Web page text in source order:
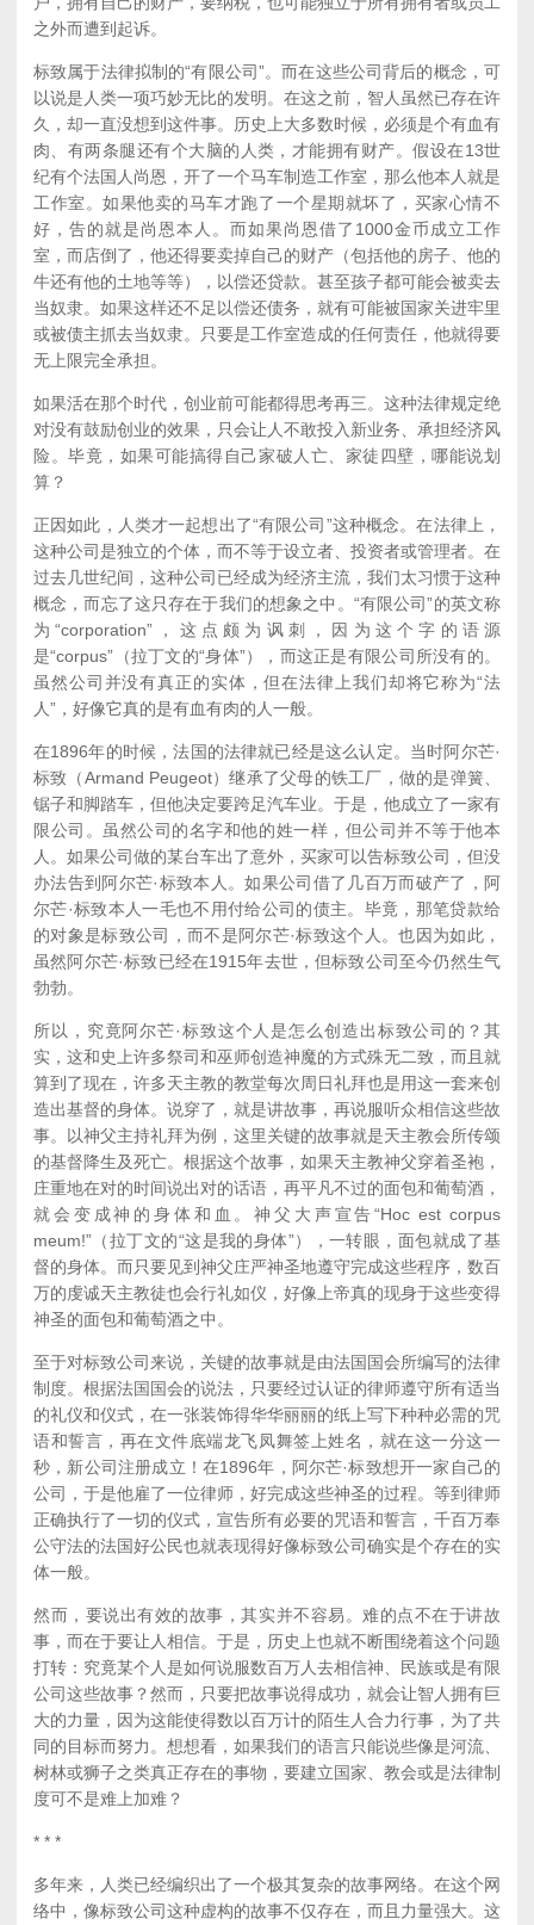
之外而遭到起诉。
标致属于法律拟制的“有限公司”。而在这些公司背后的概念，可
以说是人类一项巧妙无比的发明。在这之前，智人虽然已存在许
久，却一直没想到这件事。历史上大多数时候，必须是个有血有
肉、有两条腿还有个大脑的人类，才能拥有财产。假设在13世
纪有个法国人尚恩，开了一个马车制造工作室，那么他本人就是
工作室。如果他卖的马车才跑了一个星期就坏了，买家心情不
好，告的就是尚恩本人。而如果尚恩借了1000金币成立工作
室，而店倒了，他还得要卖掉自己的财产（包括他的房子、他的
牛还有他的土地等等），以偿还贷款。甚至孩子都可能会被卖去
当奴隶。如果这样还不足以偿还债务，就有可能被国家关进牢里
或被债主抓去当奴隶。只要是工作室造成的任何责任，他就得要
无上限完全承担。
如果活在那个时代，创业前可能都得思考再三。这种法律规定绝
对没有鼓励创业的效果，只会让人不敢投入新业务、承担经济风
险。毕竟，如果可能搞得自己家破人亡、家徒四壁，哪能说划
算？
正因如此，人类才一起想出了“有限公司”这种概念。在法律上，
这种公司是独立的个体，而不等于设立者、投资者或管理者。在
过去几世纪间，这种公司已经成为经济主流，我们太习惯于这种
概念，而忘了这只存在于我们的想象之中。“有限公司”的英文称
为“corporation”，这点颇为讽刺，因为这个字的语源
是“corpus”（拉丁文的“身体”），而这正是有限公司所没有的。
虽然公司并没有真正的实体，但在法律上我们却将它称为“法
人”，好像它真的是有血有肉的人一般。
在1896年的时候，法国的法律就已经是这么认定。当时阿尔芒·
标致（Armand Peugeot）继承了父母的铁工厂，做的是弹簧、
锯子和脚踏车，但他决定要跨足汽车业。于是，他成立了一家有
限公司。虽然公司的名字和他的姓一样，但公司并不等于他本
人。如果公司做的某台车出了意外，买家可以告标致公司，但没
办法告到阿尔芒·标致本人。如果公司借了几百万而破产了，阿
尔芒·标致本人一毛也不用付给公司的债主。毕竟，那笔贷款给
的对象是标致公司，而不是阿尔芒·标致这个人。也因为如此，
虽然阿尔芒·标致已经在1915年去世，但标致公司至今仍然生气
勃勃。
所以，究竟阿尔芒·标致这个人是怎么创造出标致公司的？其
实，这和史上许多祭司和巫师创造神魔的方式殊无二致，而且就
算到了现在，许多天主教的教堂每次周日礼拜也是用这一套来创
造出基督的身体。说穿了，就是讲故事，再说服听众相信这些故
事。以神父主持礼拜为例，这里关键的故事就是天主教会所传颂
的基督降生及死亡。根据这个故事，如果天主教神父穿着圣袍，
庄重地在对的时间说出对的话语，再平凡不过的面包和葡萄酒，
就会变成神的身体和血。神父大声宣告“Hoc est corpus
meum!”（拉丁文的“这是我的身体”），一转眼，面包就成了基
督的身体。而只要见到神父庄严神圣地遵守完成这些程序，数百
万的虔诚天主教徒也会行礼如仪，好像上帝真的现身于这些变得
神圣的面包和葡萄酒之中。
至于对标致公司来说，关键的故事就是由法国国会所编写的法律
制度。根据法国国会的说法，只要经过认证的律师遵守所有适当
的礼仪和仪式，在一张装饰得华华丽丽的纸上写下种种必需的咒
语和誓言，再在文件底端龙飞凤舞签上姓名，就在这一分这一
秒，新公司注册成立！在1896年，阿尔芒·标致想开一家自己的
公司，于是他雇了一位律师，好完成这些神圣的过程。等到律师
正确执行了一切的仪式，宣告所有必要的咒语和誓言，千百万奉
公守法的法国好公民也就表现得好像标致公司确实是个存在的实
体一般。
然而，要说出有效的故事，其实并不容易。难的点不在于讲故
事，而在于要让人相信。于是，历史上也就不断围绕着这个问题
打转：究竟某个人是如何说服数百万人去相信神、民族或是有限
公司这些故事？然而，只要把故事说得成功，就会让智人拥有巨
大的力量，因为这能使得数以百万计的陌生人合力行事，为了共
同的目标而努力。想想看，如果我们的语言只能说些像是河流、
树林或狮子之类真正存在的事物，要建立国家、教会或是法律制
度可不是难上加难？
* * *
多年来，人类已经编织出了一个极其复杂的故事网络。在这个网
络中，像标致公司这种虚构的故事不仅存在，而且力量强大。这